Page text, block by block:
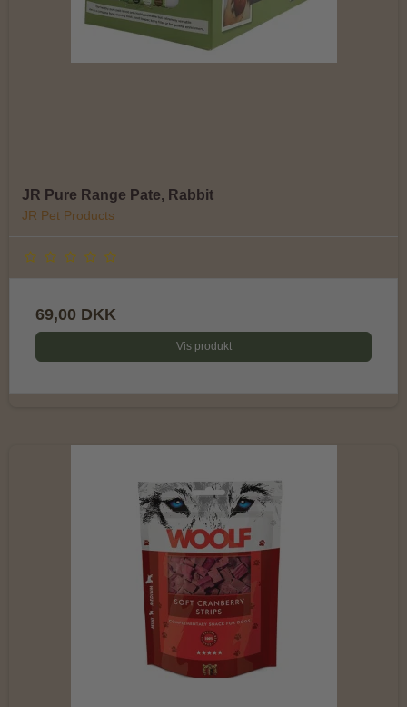
JR Pure Range Pate, Rabbit
JR Pet Products
69,00 DKK
Vis produkt